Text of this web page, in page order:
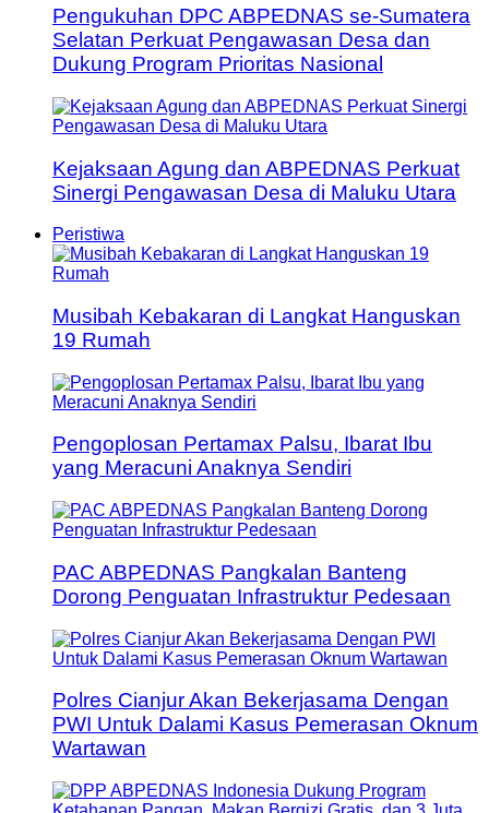
Pengukuhan DPC ABPEDNAS se-Sumatera
Selatan Perkuat Pengawasan Desa dan
Dukung Program Prioritas Nasional
Kejaksaan Agung dan ABPEDNAS Perkuat
Sinergi Pengawasan Desa di Maluku Utara
Peristiwa
Musibah Kebakaran di Langkat Hanguskan
19 Rumah
Pengoplosan Pertamax Palsu, Ibarat Ibu
yang Meracuni Anaknya Sendiri
PAC ABPEDNAS Pangkalan Banteng
Dorong Penguatan Infrastruktur Pedesaan
Polres Cianjur Akan Bekerjasama Dengan
PWI Untuk Dalami Kasus Pemerasan Oknum
Wartawan